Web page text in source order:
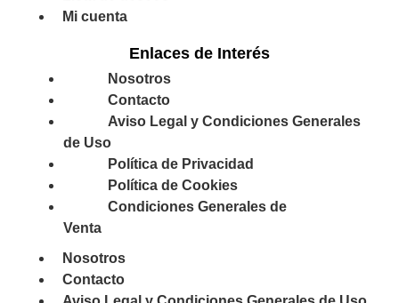
Mi cuenta
Enlaces de Interés
Nosotros
Contacto
Aviso Legal y Condiciones Generales
de Uso
Política de Privacidad
Política de Cookies
Condiciones Generales de
Venta
Nosotros
Contacto